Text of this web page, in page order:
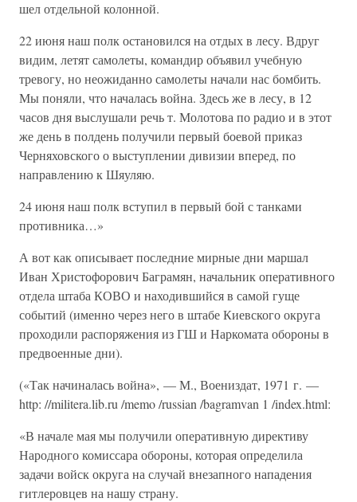
шел отдельной колонной.
22 июня наш полк остановился на отдых в лесу. Вдруг
видим, летят самолеты, командир объявил учебную
тревогу, но неожиданно самолеты начали нас бомбить.
Мы поняли, что началась война. Здесь же в лесу, в 12
часов дня выслушали речь т. Молотова по радио и в этот
же день в полдень получили первый боевой приказ
Черняховского о выступлении дивизии вперед, по
направлению к Шяуляю.
24 июня наш полк вступил в первый бой с танками
противника…»
А вот как описывает последние мирные дни маршал
Иван Христофорович Баграмян, начальник оперативного
отдела штаба КОВО и находившийся в самой гуще
событий (именно через него в штабе Киевского округа
проходили распоряжения из ГШ и Наркомата обороны в
предвоенные дни).
(«Так начиналась война», — М., Воениздат, 1971 г. —
http: //militera.lib.ru /memo /russian /bagramvan 1 /index.html:
«В начале мая мы получили оперативную директиву
Народного комиссара обороны, которая определила
задачи войск округа на случай внезапного нападения
гитлеровцев на нашу страну.